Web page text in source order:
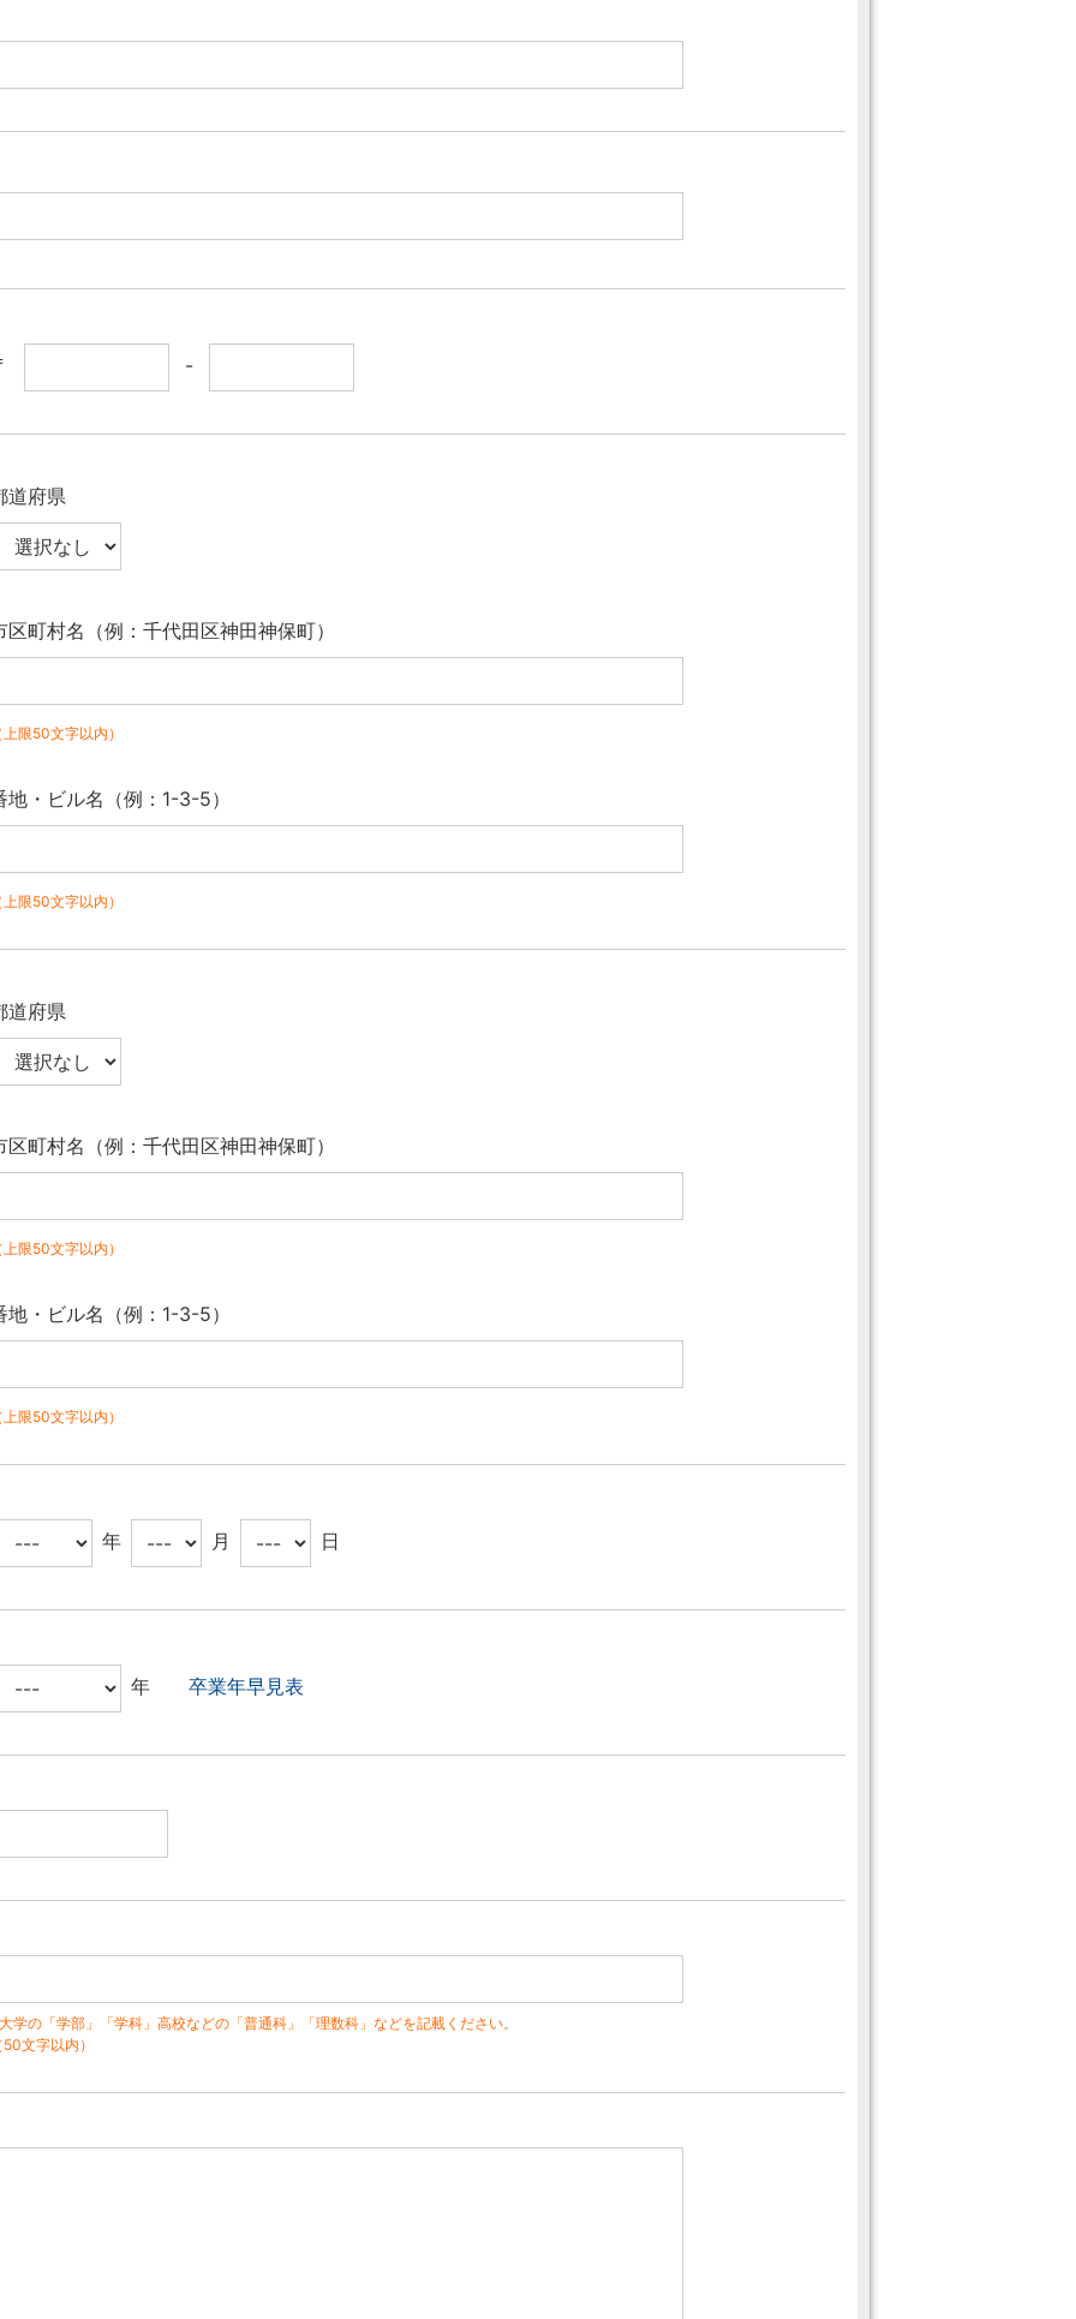
-
道府県
区町村名（例：千代田区神田神保町）
上限50文字以内）
地・ビル名（例：1-3-5）
上限50文字以内）
道府県
区町村名（例：千代田区神田神保町）
上限50文字以内）
地・ビル名（例：1-3-5）
上限50文字以内）
年 月 日
年 卒業年早見表
学の「学部」「学科」高校などの「普通科」「理数科」などを記載ください。
文字以内）